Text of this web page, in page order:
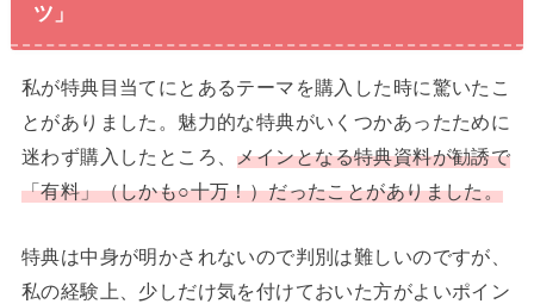
ツ」
私が特典目当てにとあるテーマを購入した時に驚いたこ
とがありました。魅力的な特典がいくつかあったために
迷わず購入したところ、 メインとなる特典資料が勧誘で
「有料」（しかも○十万！）だったことがありました。
特典は中身が明かされないので判別は難しいのですが、
私の経験上、少しだけ気を付けておいた方がよいポイン